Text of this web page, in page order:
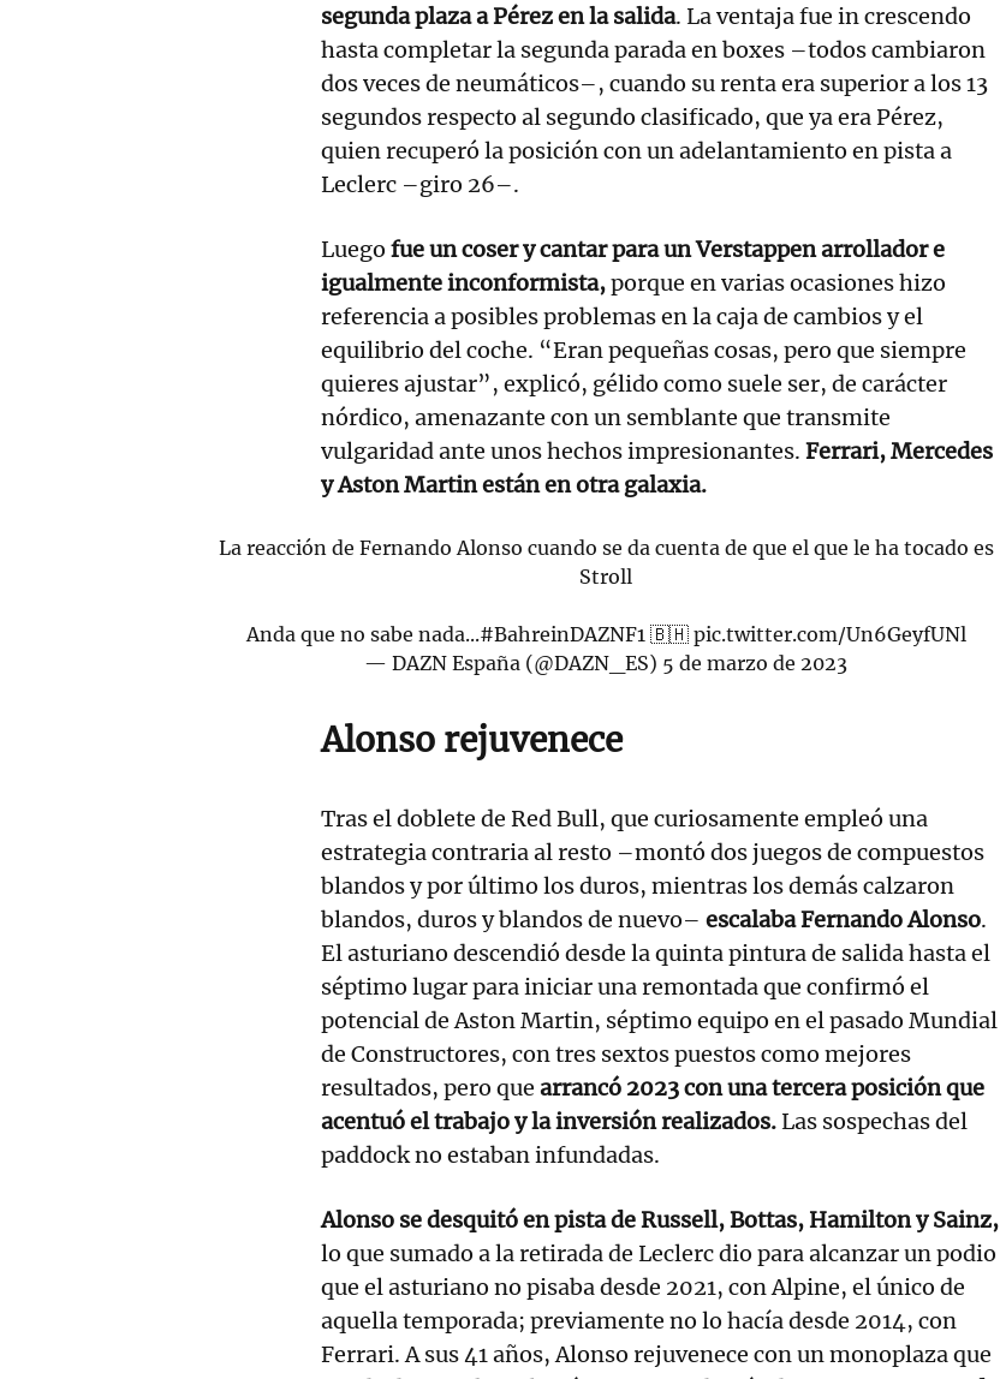
segunda plaza a Pérez en la salida. La ventaja fue in crescendo
hasta completar la segunda parada en boxes –todos cambiaron
dos veces de neumáticos–, cuando su renta era superior a los 13
segundos respecto al segundo clasificado, que ya era Pérez,
quien recuperó la posición con un adelantamiento en pista a
Leclerc –giro 26–.
Luego fue un coser y cantar para un Verstappen arrollador e
igualmente inconformista,porque en varias ocasiones hizo
referencia a posibles problemas en la caja de cambios y el
equilibrio del coche. “Eran pequeñas cosas, pero que siempre
quieres ajustar”, explicó, gélido como suele ser, de carácter
nórdico, amenazante con un semblante que transmite
vulgaridad ante unos hechos impresionantes. Ferrari, Mercedes
y Aston Martin están en otra galaxia.
La reacción de Fernando Alonso cuando se da cuenta de que el que le ha tocado es
Stroll
Anda que no sabe nada...#BahreinDAZNF1 🇧🇭 pic.twitter.com/Un6GeyfUNl
— DAZN España (@DAZN_ES) 5 de marzo de 2023
Alonso rejuvenece
Tras el doblete de Red Bull, que curiosamente empleó una
estrategia contraria al resto –montó dos juegos de compuestos
blandos y por último los duros, mientras los demás calzaron
blandos, duros y blandos de nuevo– escalaba Fernando Alonso.
El asturiano descendió desde la quinta pintura de salida hasta el
séptimo lugar para iniciar una remontada que confirmó el
potencial de Aston Martin, séptimo equipo en el pasado Mundial
de Constructores, con tres sextos puestos como mejores
resultados, pero que arrancó 2023 con una tercera posición que
acentuó el trabajo y la inversión realizados.Las sospechas del
paddock no estaban infundadas.
Alonso se desquitó en pista de Russell, Bottas, Hamilton y Sainz,
lo que sumado a la retirada de Leclerc dio para alcanzar un podio
que el asturiano no pisaba desde 2021, con Alpine, el único de
aquella temporada; previamente no lo hacía desde 2014, con
Ferrari. A sus 41 años, Alonso rejuvenece con un monoplaza que